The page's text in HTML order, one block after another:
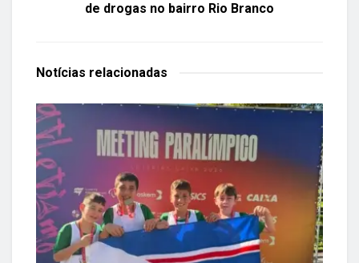
de drogas no bairro Rio Branco
Notícias relacionadas